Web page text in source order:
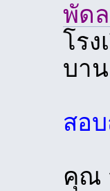
พัด
โร
บา
สอ
คุณ